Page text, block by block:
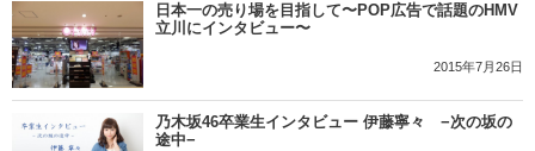
日本一の売り場を目指して〜POP広告で話題のHMV
立川にインタビュー〜
2015年7月26日
乃木坂46卒業生インタビュー 伊藤寧々 −次の坂の
途中−